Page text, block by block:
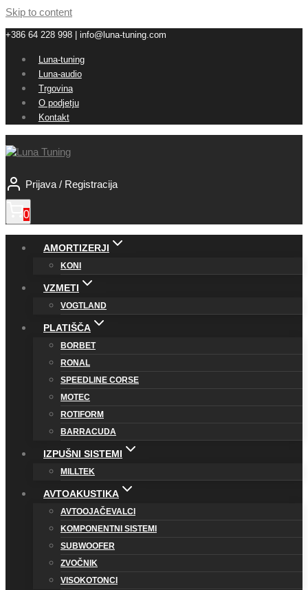
Skip to content
+386 64 228 998 | info@luna-tuning.com
Luna-tuning
Luna-audio
Trgovina
O podjetju
Kontakt
Prijava / Registracija
0
AMORTIZERJI
KONI
VZMETI
VOGTLAND
PLATIŠČA
BORBET
RONAL
SPEEDLINE CORSE
MOTEC
ROTIFORM
BARRACUDA
IZPUŠNI SISTEMI
MILLTEK
AVTOAKUSTIKA
AVTOOJAČEVALCI
KOMPONENTNI SISTEMI
SUBWOOFER
ZVOČNIK
VISOKOTONCI